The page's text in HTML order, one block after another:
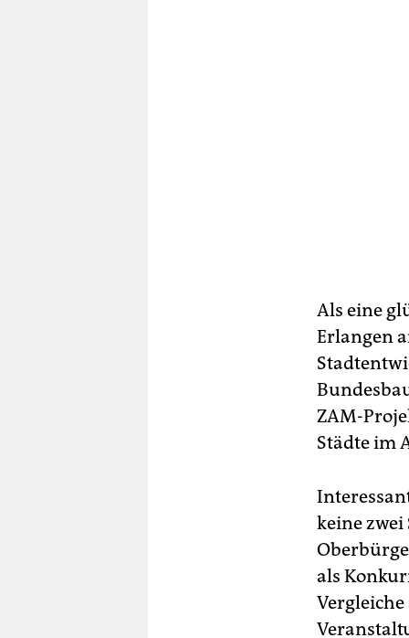
Als eine
Erlangen
ZAM-
Städte im
keine
als